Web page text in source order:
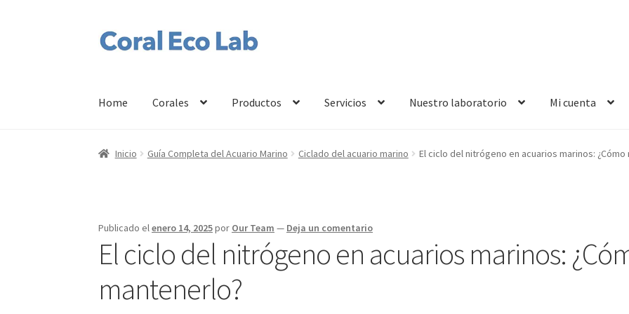
Ir
Ir
al
Home Corales Productos Servicios Nuestro laboratorio Mi cuenta
Inicio Guía Completa del Acuario Marino Ciclado del acuario marino El ciclo del nitrógeno en acuarios marinos:
Publicado elenero 14, 2025por Our Team — Deja un comentario
El ciclo del nitrógeno en acuarios marinos:
mantenerlo?